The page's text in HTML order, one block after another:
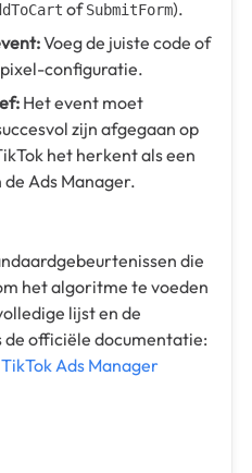
ofSubmitForm).
Voeg de juiste code of
configuratie.
Het event moet
zijn afgegaan op
het herkent als een
Ads Manager.
die
het algoritme te voeden
lijst en de
officiële documentatie:
Ads Manager